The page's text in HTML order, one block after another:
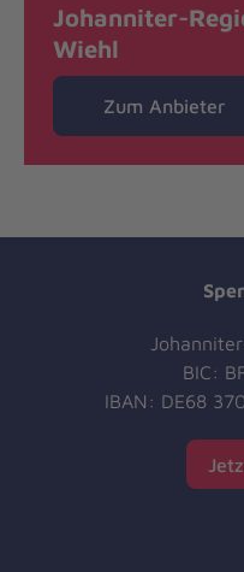
Johanniter-
Wiehl
Zum Anbieter
BIC:
IBAN: DE68